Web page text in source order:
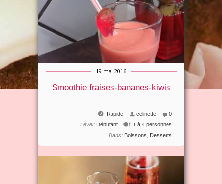
19 mai 2016
Smoothie fraises-bananes-kiwis
0
celinette
Rapide
1 à 4 personnes
Level: Débutant
Dans: Boissons Desserts